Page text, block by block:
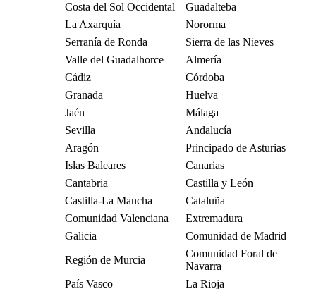
Costa del Sol Occidental
Guadalteba
La Axarquía
Nororma
Serranía de Ronda
Sierra de las Nieves
Valle del Guadalhorce
Almería
Cádiz
Córdoba
Granada
Huelva
Jaén
Málaga
Sevilla
Andalucía
Aragón
Principado de Asturias
Islas Baleares
Canarias
Cantabria
Castilla y León
Castilla-La Mancha
Cataluña
Comunidad Valenciana
Extremadura
Galicia
Comunidad de Madrid
Región de Murcia
Comunidad Foral de
Navarra
País Vasco
La Rioja